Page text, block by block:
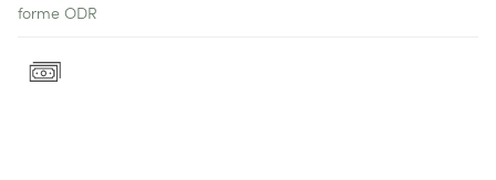
forme ODR